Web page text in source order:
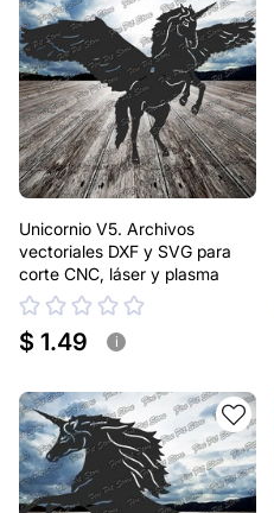
Unicornio V5. Archivos
vectoriales DXF y SVG para
corte CNC, láser y plasma
$ 1.49 i